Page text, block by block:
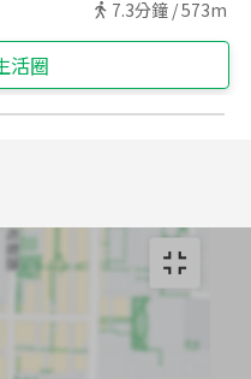
7.3分鐘 /573m
活圈